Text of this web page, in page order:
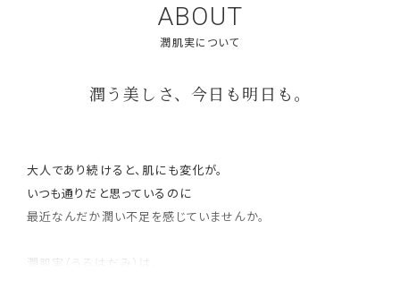
ABOUT
潤う美しさ、今日も明日も。
大人であり続けると、肌にも変化が。
いつも通りだと思っているのに
最近なんだか潤い不足を感じていませんか。
潤肌実（うるはだみ）は、